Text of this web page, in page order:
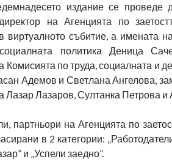
издание се проведе
на Агенцията по
виртуалното събитие, а имената
политика Деница
Комисията по труда, социалната и
Адемов и Светлана Ангелова,
Лазар Лазаров, Султанка Петрова
партньори на Агенцията по
в 2 категории:
и „Успели заедно”.